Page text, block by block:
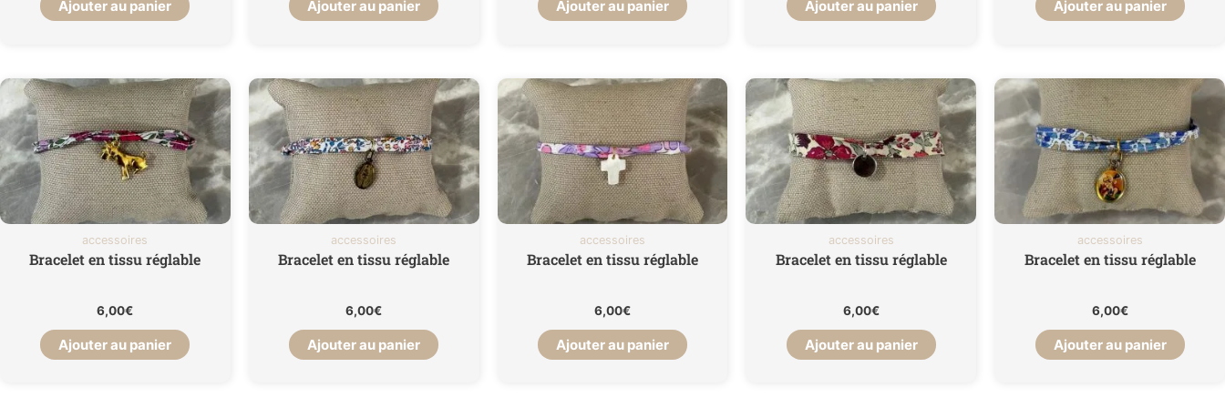
Ajouter au panier Ajouter au panier Ajouter au panier Ajouter au panier Ajouter au panier
accessoires
Bracelet en tissu réglable
6,00€
Ajouter au panier
accessoires
Bracelet en tissu réglable
6,00€
Ajouter au panier
accessoires
Bracelet en tissu réglable
6,00€
Ajouter au panier
accessoires
Bracelet en tissu réglable
6,00€
Ajouter au panier
accessoires
Bracelet en tissu réglable
6,00€
Ajouter au panier